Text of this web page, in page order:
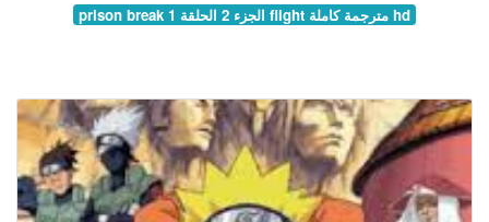
prison break الجزء 2 الحلقة 1 flight مترجمة كاملة hd